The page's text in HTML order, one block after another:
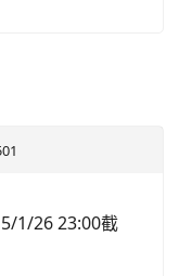
1/26 23:00截